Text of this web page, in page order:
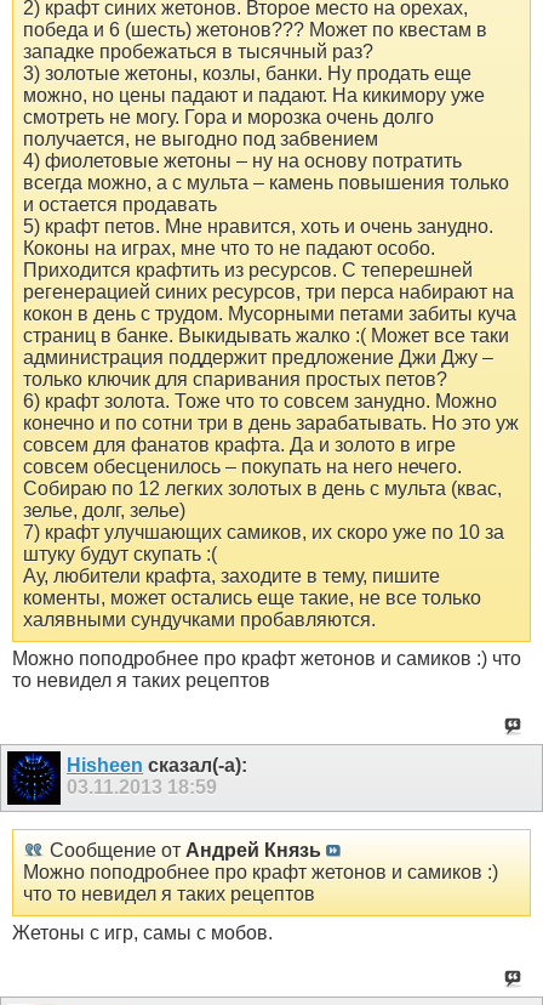
2) крафт синих жетонов. Второе место на орехах,
победа и 6 (шесть) жетонов??? Может по квестам в
западке пробежаться в тысячный раз?
3) золотые жетоны, козлы, банки. Ну продать еще
можно, но цены падают и падают. На кикимору уже
смотреть не могу. Гора и морозка очень долго
получается, не выгодно под забвением
4) фиолетовые жетоны – ну на основу потратить
всегда можно, а с мульта – камень повышения только
и остается продавать
5) крафт петов. Мне нравится, хоть и очень занудно.
Коконы на играх, мне что то не падают особо.
Приходится крафтить из ресурсов. С теперешней
регенерацией синих ресурсов, три перса набирают на
кокон в день с трудом. Мусорными петами забиты куча
страниц в банке. Выкидывать жалко :( Может все таки
администрация поддержит предложение Джи Джу –
только ключик для спаривания простых петов?
6) крафт золота. Тоже что то совсем занудно. Можно
конечно и по сотни три в день зарабатывать. Но это уж
совсем для фанатов крафта. Да и золото в игре
совсем обесценилось – покупать на него нечего.
Собираю по 12 легких золотых в день с мульта (квас,
зелье, долг, зелье)
7) крафт улучшающих самиков, их скоро уже по 10 за
штуку будут скупать :(
Ау, любители крафта, заходите в тему, пишите
коменты, может остались еще такие, не все только
халявными сундучками пробавляются.
Можно поподробнее про крафт жетонов и самиков :) что
то невидел я таких рецептов
Hisheen сказал(-а):
03.11.2013 18:59
Сообщение от Андрей Князь
Можно поподробнее про крафт жетонов и самиков :)
что то невидел я таких рецептов
Жетоны с игр, самы с мобов.